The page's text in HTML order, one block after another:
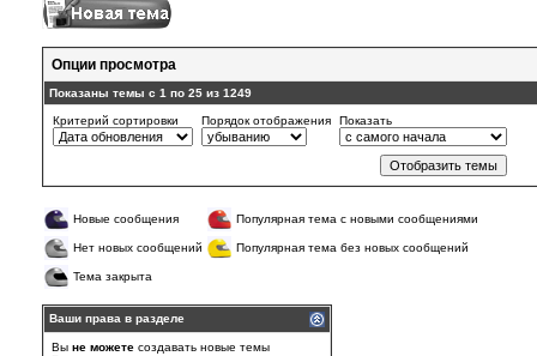
Опции просмотра
Показаны темы с 1 по 25 из 1249
Критерий сортировки Порядок отображения Показать
Новые сообщения Популярная тема с новыми сообщениями
Нет новых сообщений Популярная тема без новых сообщений
Тема закрыта
Ваши права в разделе
Вы не можете создавать новые темы